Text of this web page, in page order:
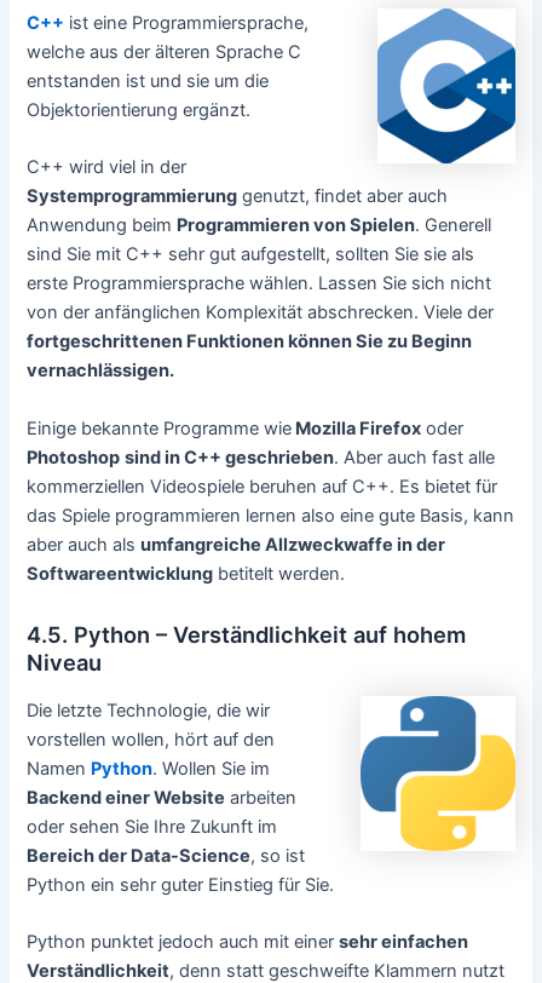
C++ ist eine Programmiersprache,
welche aus der älteren Sprache C
entstanden ist und sie um die
Objektorientierung ergänzt.
C++ wird viel in der
Systemprogrammierung genutzt, findet aber auch
Anwendung beim Programmieren von Spielen. Generell
sind Sie mit C++ sehr gut aufgestellt, sollten Sie sie als
erste Programmiersprache wählen. Lassen Sie sich nicht
von der anfänglichen Komplexität abschrecken. Viele der
fortgeschrittenen Funktionen können Sie zu Beginn
vernachlässigen.
Einige bekannte Programme wie Mozilla Firefox oder
Photoshop sind in C++ geschrieben. Aber auch fast alle
kommerziellen Videospiele beruhen auf C++. Es bietet für
das Spiele programmieren lernen also eine gute Basis, kann
aber auch alsumfangreiche Allzweckwaffe in der
Softwareentwicklung betitelt werden.
4.5. Python – Verständlichkeit auf hohem
Niveau
Die letzte Technologie, die wir
vorstellen wollen, hört auf den
Namen Python. Wollen Sie im
Backend einer Website arbeiten
oder sehen Sie Ihre Zukunft im
Bereich der Data-Science, so ist
Python ein sehr guter Einstieg für Sie.
Python punktet jedoch auch mit einersehr einfachen
Verständlichkeit, denn statt geschweifte Klammern nutzt